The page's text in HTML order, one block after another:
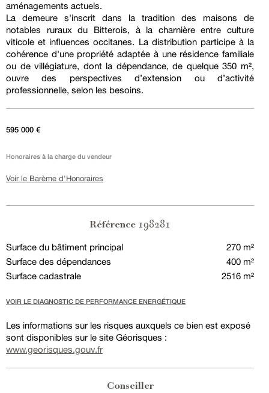
aménagements actuels.
La demeure s'inscrit dans la tradition des maisons de
notables ruraux du Bitterois, à la charnière entre culture
viticole et influences occitanes. La distribution participe à la
cohérence d'une propriété adaptée à une résidence familiale
ou de villégiature, dont la dépendance, de quelque 350 m²,
ouvre des perspectives d’extension ou d’activité
professionnelle, selon les besoins.
595 000 €
Honoraires à la charge du vendeur
Voir le Barème d'Honoraires
Référence 198281
Surface du bâtiment principal
270 m²
Surface des dépendances
400 m²
Surface cadastrale
2516 m²
VOIR LE DIAGNOSTIC DE PERFORMANCE ENERGÉTIQUE
Les informations sur les risques auxquels ce bien est exposé
sont disponibles sur le site Géorisques :
www.georisques.gouv.fr
Conseiller